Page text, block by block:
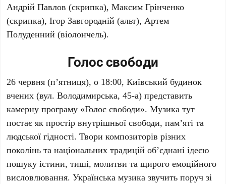
Андрій Павлов (скрипка),Максим Грінченко
(скрипка),Ігор Завгородній (альт),Артем
Полуденний (віолончель).
Голос свободи
26 червня (п’ятниця), о 18:00,Київський будинок
вчених (вул. Володимирська, 45-а) представить
камерну програму «Голос свободи». Музика тут
постає як простір внутрішньої свободи, пам’яті та
людської гідності. Твори композиторів різних
поколінь та національних традицій об’єднані ідеєю
пошуку істини, тиші, молитви та щирого емоційного
висловлювання. Українська музика звучить поруч зі